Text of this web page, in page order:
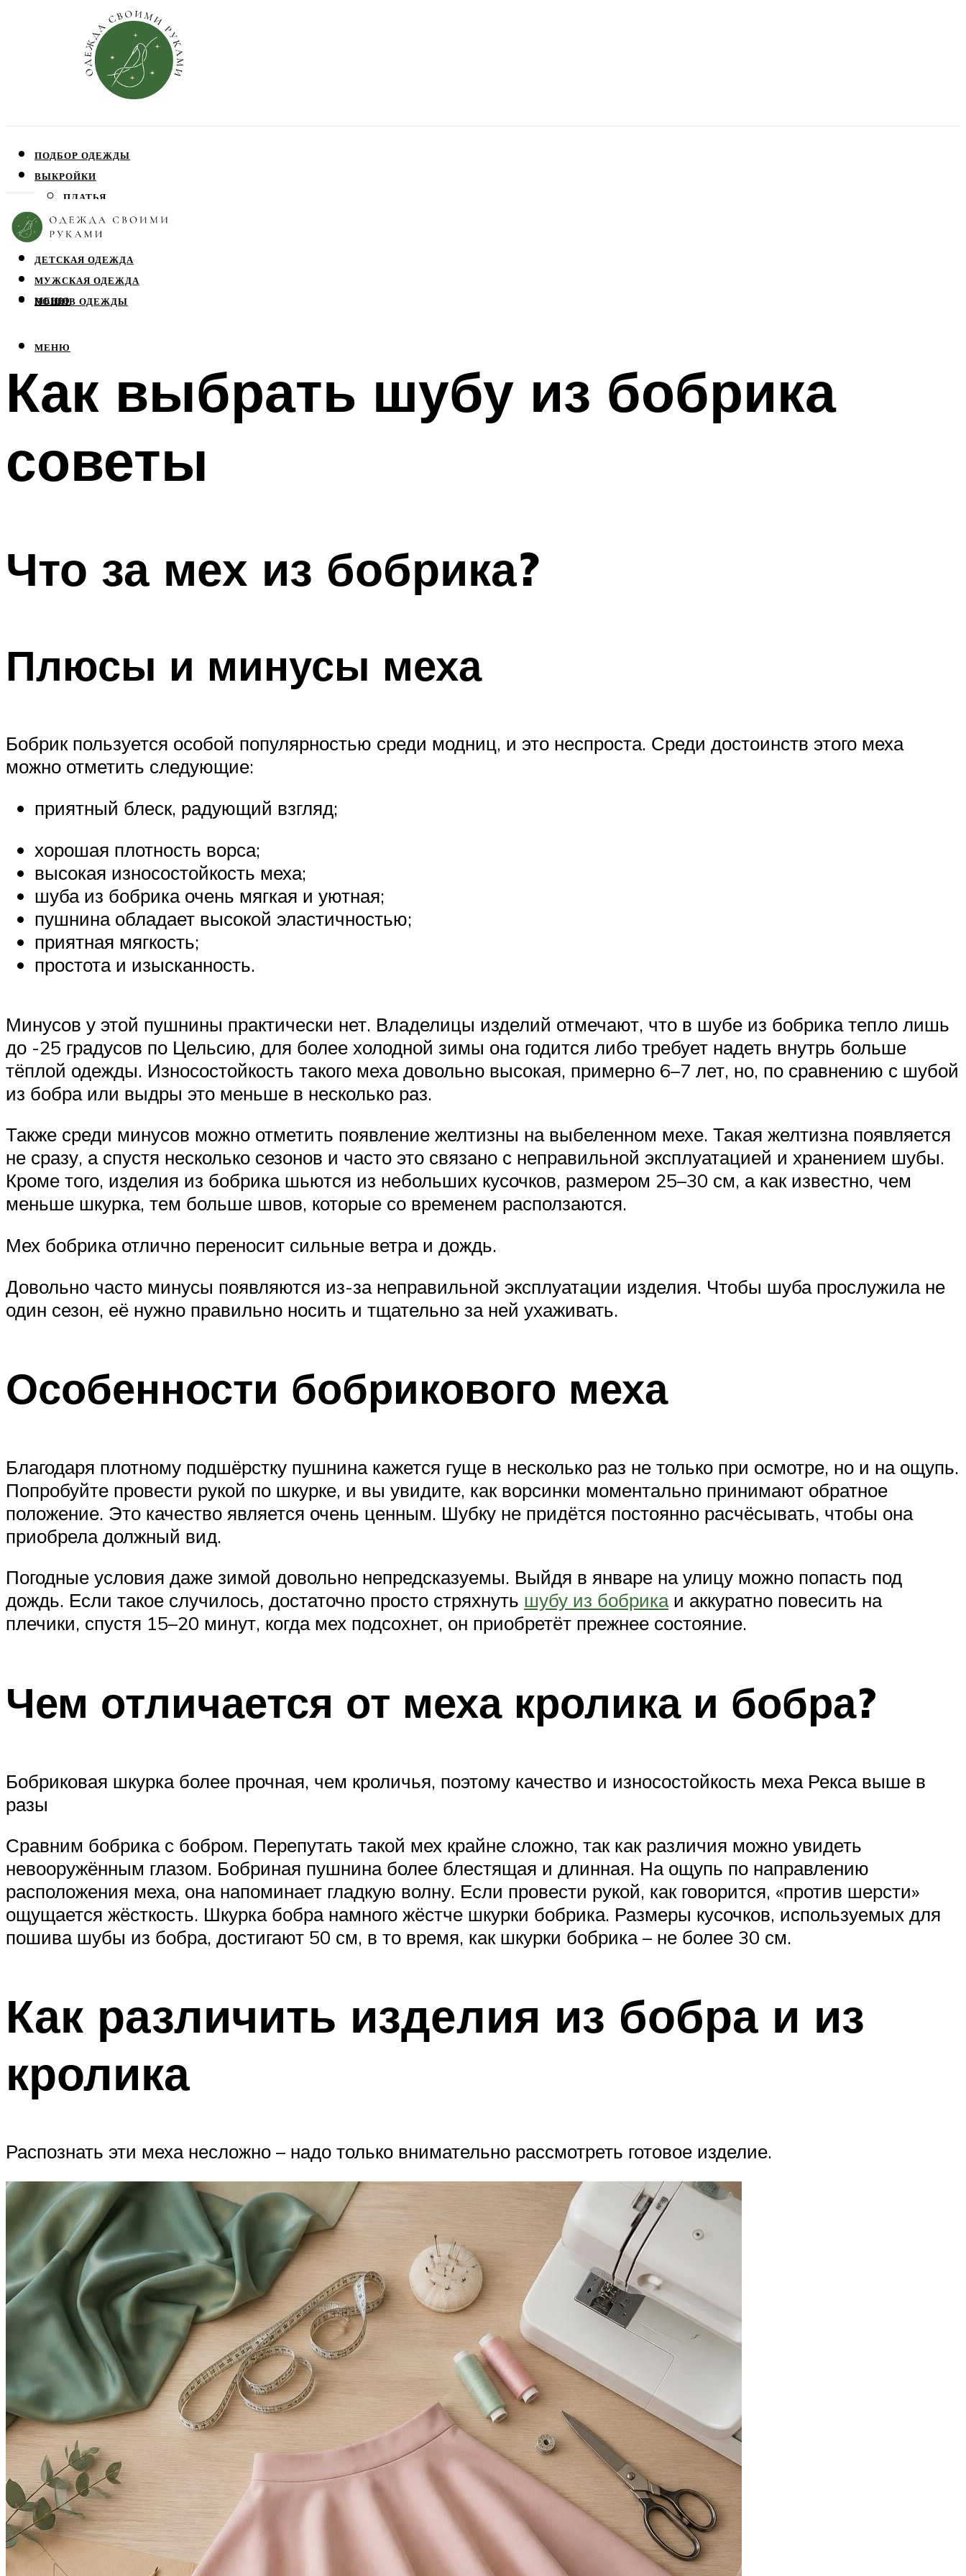
ПОДБОР ОДЕЖДЫ
ВЫКРОЙКИ
ПЛАТЬЯ
ЮБКИ
БЛУЗЫ
ДЕТСКАЯ ОДЕЖДА
МУЖСКАЯ ОДЕЖДА
ПОШИВ ОДЕЖДЫ
МЕНЮ
МЕНЮ
Как выбрать шубу из бобрика
советы
Что за мех из бобрика?
Плюсы и минусы меха
Бобрик пользуется особой популярностью среди модниц, и это неспроста. Среди достоинств этого меха
можно отметить следующие:
приятный блеск, радующий взгляд;
хорошая плотность ворса;
высокая износостойкость меха;
шуба из бобрика очень мягкая и уютная;
пушнина обладает высокой эластичностью;
приятная мягкость;
простота и изысканность.
Минусов у этой пушнины практически нет. Владелицы изделий отмечают, что в шубе из бобрика тепло лишь
до -25 градусов по Цельсию, для более холодной зимы она годится либо требует надеть внутрь больше
тёплой одежды. Износостойкость такого меха довольно высокая, примерно 6–7 лет, но, по сравнению с шубой
из бобра или выдры это меньше в несколько раз.
Также среди минусов можно отметить появление желтизны на выбеленном мехе. Такая желтизна появляется
не сразу, а спустя несколько сезонов и часто это связано с неправильной эксплуатацией и хранением шубы.
Кроме того, изделия из бобрика шьются из небольших кусочков, размером 25–30 см, а как известно, чем
меньше шкурка, тем больше швов, которые со временем расползаются.
Мех бобрика отлично переносит сильные ветра и дождь.
Довольно часто минусы появляются из-за неправильной эксплуатации изделия. Чтобы шуба прослужила не
один сезон, её нужно правильно носить и тщательно за ней ухаживать.
Особенности бобрикового меха
Благодаря плотному подшёрстку пушнина кажется гуще в несколько раз не только при осмотре, но и на ощупь.
Попробуйте провести рукой по шкурке, и вы увидите, как ворсинки моментально принимают обратное
положение. Это качество является очень ценным. Шубку не придётся постоянно расчёсывать, чтобы она
приобрела должный вид.
Погодные условия даже зимой довольно непредсказуемы. Выйдя в январе на улицу можно попасть под
дождь. Если такое случилось, достаточно просто стряхнуть шубу из бобрикаи аккуратно повесить на
плечики, спустя 15–20 минут, когда мех подсохнет, он приобретёт прежнее состояние.
Чем отличается от меха кролика и бобра?
Бобриковая шкурка более прочная, чем кроличья, поэтому качество и износостойкость меха Рекса выше в
разы
Сравним бобрика с бобром. Перепутать такой мех крайне сложно, так как различия можно увидеть
невооружённым глазом. Бобриная пушнина более блестящая и длинная. На ощупь по направлению
расположения меха, она напоминает гладкую волну. Если провести рукой, как говорится, «против шерсти»
ощущается жёсткость. Шкурка бобра намного жёстче шкурки бобрика. Размеры кусочков, используемых для
пошива шубы из бобра, достигают 50 см, в то время, как шкурки бобрика – не более 30 см.
Как различить изделия из бобра и из
кролика
Распознать эти меха несложно – надо только внимательно рассмотреть готовое изделие.